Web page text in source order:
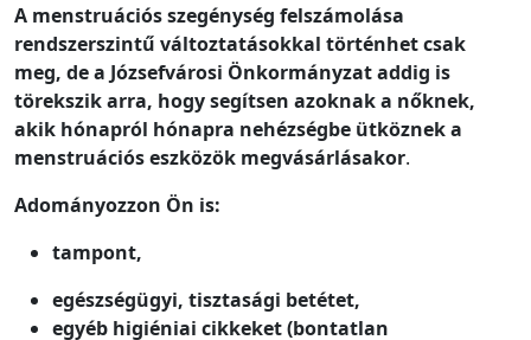
A menstruációs szegénység felszámolása
rendszerszintű változtatásokkal történhet csak
meg, de a Józsefvárosi Önkormányzat addig is
törekszik arra, hogy segítsen azoknak a nőknek,
akik hónapról hónapra nehézségbe ütköznek a
menstruációs eszközök megvásárlásakor.
Adományozzon Ön is:
tampont,
egészségügyi, tisztasági betétet,
egyéb higiéniai cikkeket (bontatlan